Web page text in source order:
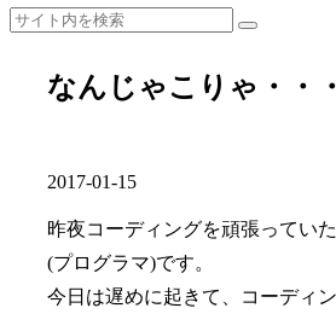
なんじゃこりゃ・・・
2017-01-15
昨夜コーディングを頑張ってい
(プログラマ)です。
今日は遅めに起きて、コーディ